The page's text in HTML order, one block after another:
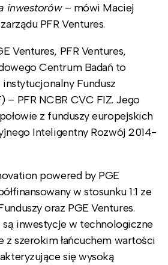
inwestorów – mówi Maciej
PFR Ventures.
Ventures, PFR Ventures,
Centrum Badań to
Fundusz
– PFR NCBR CVC FIZ. Jego
z funduszy europejskich
Inteligentny Rozwój 2014-
powered by PGE
w stosunku 1:1 ze
oraz PGE Ventures.
są inwestycje w technologiczne
szerokim łańcuchem wartości
się wysoką